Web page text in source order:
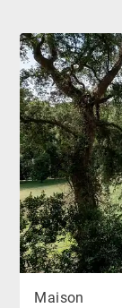
Maison